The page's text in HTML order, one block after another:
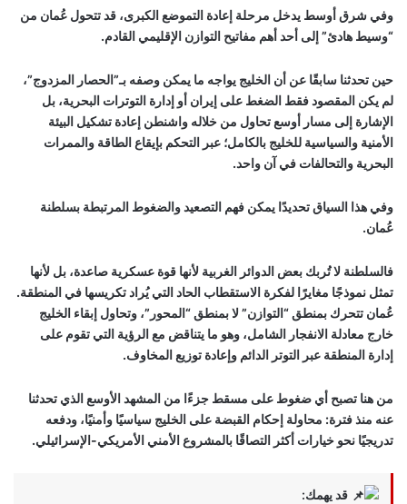
وفي شرق أوسط يدخل مرحلة إعادة التموضع الكبرى، قد تتحول عُمان من
“وسيط هادئ” إلى أحد أهم مفاتيح التوازن الإقليمي القادم.
حين تحدثنا سابقًا عن أن الخليج يواجه ما يمكن وصفه بـ”الحصار المزدوج”،
لم يكن المقصود فقط الضغط على إيران أو إدارة التوترات البحرية، بل
الإشارة إلى مسار أوسع تحاول من خلاله واشنطن إعادة تشكيل البيئة
الأمنية والسياسية للخليج بالكامل؛ عبر التحكم بإيقاع الطاقة والممرات
البحرية والتحالفات في آن واحد.
وفي هذا السياق تحديدًا يمكن فهم التصعيد والضغوط المرتبطة بسلطنة
عُمان.
فالسلطنة لا تُربك بعض الدوائر الغربية لأنها قوة عسكرية صاعدة، بل لأنها
تمثل نموذجًا مغايرًا لفكرة الاستقطاب الحاد التي يُراد تكريسها في المنطقة.
عُمان تتحرك بمنطق “التوازن” لا بمنطق “المحور”، وتحاول إبقاء الخليج
خارج معادلة الانفجار الشامل، وهو ما يتناقض مع الرؤية التي تقوم على
إدارة المنطقة عبر التوتر الدائم وإعادة توزيع المخاوف.
من هنا تصبح أي ضغوط على مسقط جزءًا من المشهد الأوسع الذي تحدثنا
عنه منذ فترة: محاولة إحكام القبضة على الخليج سياسيًا وأمنيًا، ودفعه
تدريجيًا نحو خيارات أكثر التصاقًا بالمشروع الأمني الأمريكي-الإسرائيلي.
قد يهمك: